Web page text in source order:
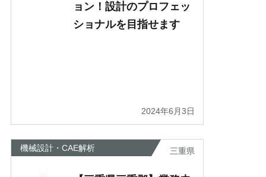
ョン！設計のプロフェッ
ショナルを目指せます
2024年6月3日
機械設計・CAE解析 三重県